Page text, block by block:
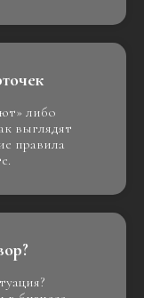
либо
выглядят
правила